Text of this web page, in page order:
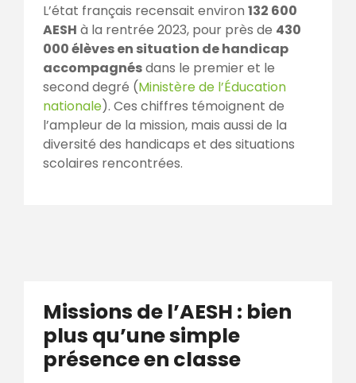
L’état français recensait environ 132 600
AESH à la rentrée 2023, pour près de 430
000 élèves en situation de handicap
accompagnésdans le premier et le
second degré (Ministère de l’Éducation
nationale). Ces chiffres témoignent de
l’ampleur de la mission, mais aussi de la
diversité des handicaps et des situations
scolaires rencontrées.
Missions de l’AESH : bien
plus qu’une simple
présence en classe